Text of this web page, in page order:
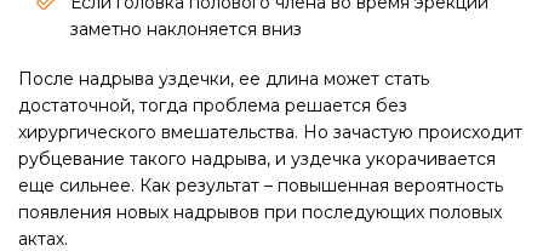
заметно наклоняется вниз
После надрыва уздечки, ее длина может стать
достаточной, тогда проблема решается без
хирургического вмешательства. Но зачастую происходит
рубцевание такого надрыва, и уздечка укорачивается
еще сильнее. Как результат – повышенная вероятность
появления новых надрывов при последующих половых
актах.